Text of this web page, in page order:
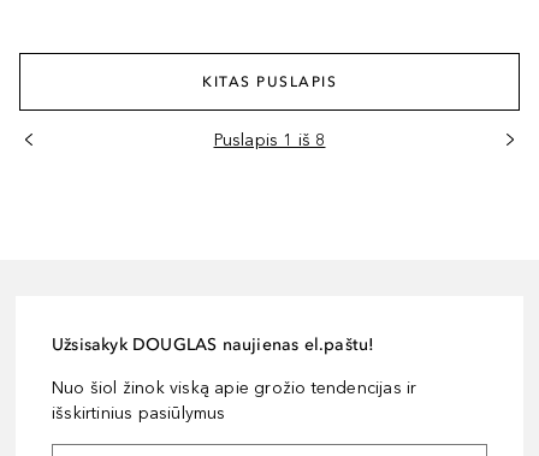
KITAS PUSLAPIS
Puslapis 1 iš 8
Užsisakyk DOUGLAS naujienas el.paštu!
Nuo šiol žinok viską apie grožio tendencijas ir
išskirtinius pasiūlymus